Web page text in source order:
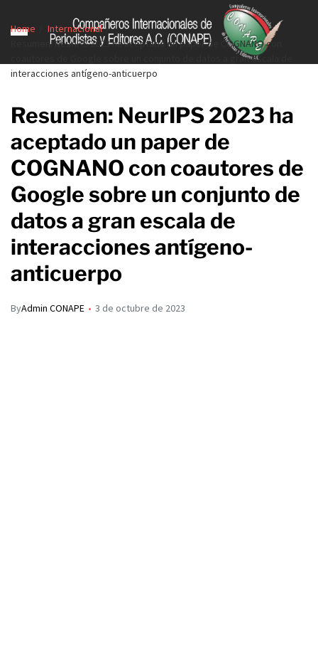
Home
Internacional
Resumen: NeurIPS 2023 ha aceptado un paper de COGNANO con
coautores de Google sobre un conjunto de datos a gran escala de
interacciones antígeno-anticuerpo
Resumen: NeurIPS 2023 ha
aceptado un paper de
COGNANO con coautores de
Google sobre un conjunto de
datos a gran escala de
interacciones antígeno-
anticuerpo
ByAdmin CONAPE 3 de octubre de 2023